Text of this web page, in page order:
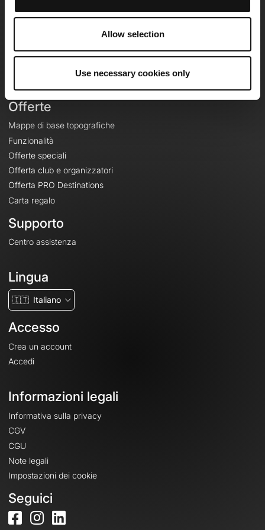
Allow selection
Use necessary cookies only
Riguardo a
Offerte
Mappe di base topografiche
Funzionalità
Offerte speciali
Offerta club e organizzatori
Offerta PRO Destinations
Carta regalo
Supporto
Centro assistenza
Lingua
🇮🇹 Italiano
Accesso
Crea un account
Accedi
Informazioni legali
Informativa sulla privacy
CGV
CGU
Note legali
Impostazioni dei cookie
Seguici